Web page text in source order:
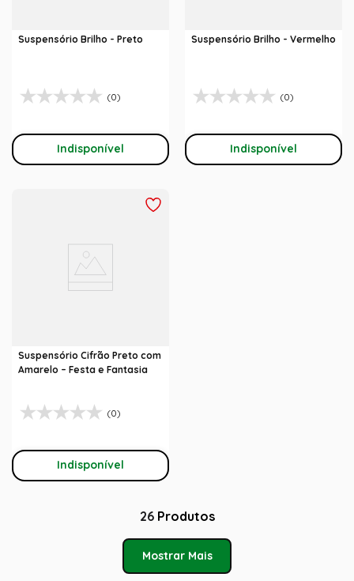
Suspensório Brilho - Preto
(0)
Indisponível
Suspensório Brilho - Vermelho
(0)
Indisponível
Suspensório Cifrão Preto com
Amarelo – Festa e Fantasia
(0)
Indisponível
26 Produtos
Mostrar Mais